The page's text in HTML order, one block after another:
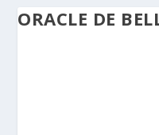
ORACLE DE